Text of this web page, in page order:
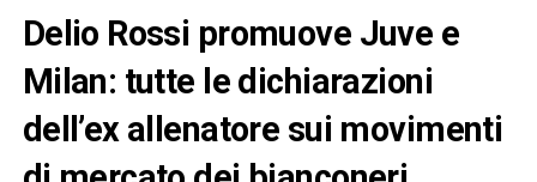
Delio Rossi promuove Juve e
Milan: tutte le dichiarazioni
dell’ex allenatore sui movimenti